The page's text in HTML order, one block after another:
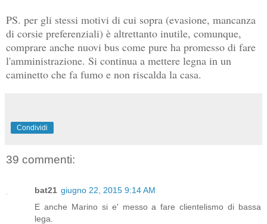
PS. per gli stessi motivi di cui sopra (evasione, mancanza
di corsie preferenziali) è altrettanto inutile, comunque,
comprare anche nuovi bus come pure ha promesso di fare
l'amministrazione. Si continua a mettere legna in un
caminetto che fa fumo e non riscalda la casa.
Condividi
39 commenti:
bat21 giugno 22, 2015 9:14 AM
E anche Marino si e' messo a fare clientelismo di bassa
lega.